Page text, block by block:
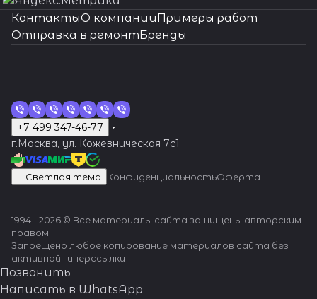
КонтактыО компанииПримеры работ
Отправка в ремонтБренды
+7 499 347-46-77
г.Москва, ул. Кожевническая 7c1
Светлая тема КонфиденциальностьОферта
1994 - 2026 © Все материалы сайта защищены авторским
правом
Запрещено любое копирование материалов сайта без
активной гиперссылки
Позвонить
Написать в WhatsApp